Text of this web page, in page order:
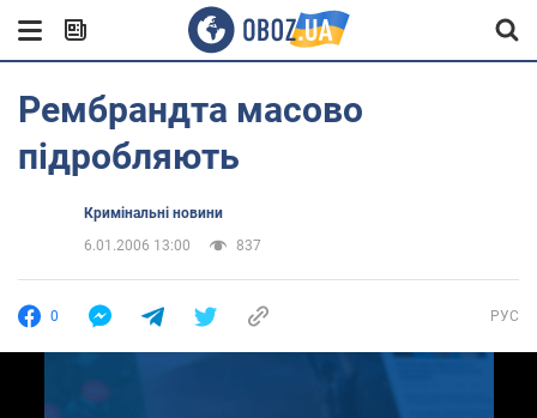
Рембрандта масово
підробляють
Кримінальні новини
6.01.2006 13:00
837
0 РУС